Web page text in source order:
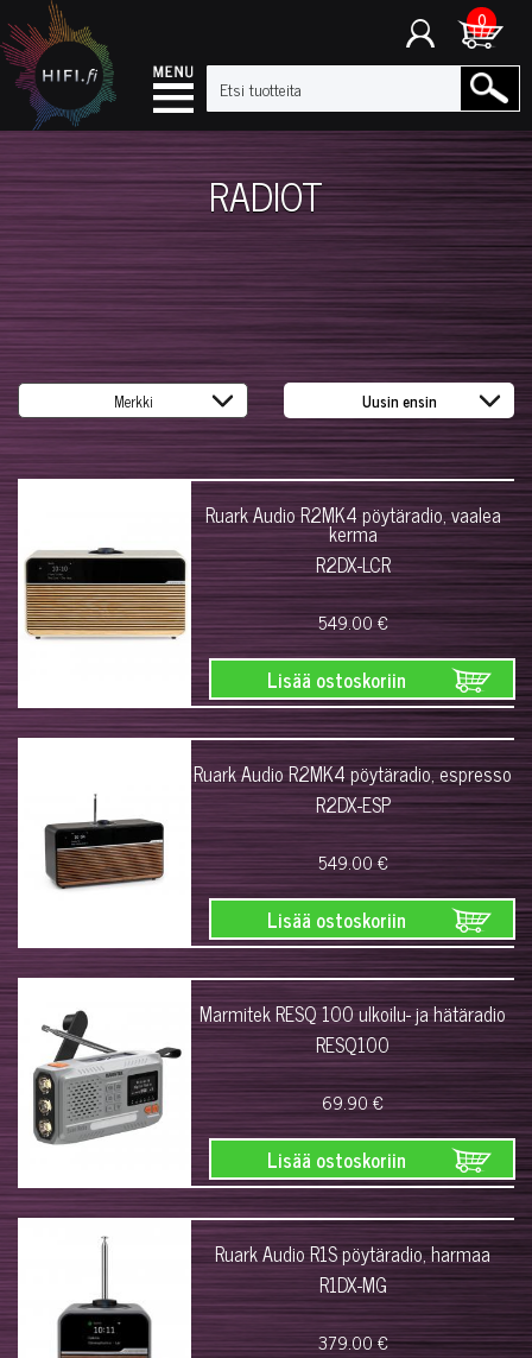
0
RADIOT
Ruark Audio R2MK4 pöytäradio, vaalea
kerma
R2DX-LCR
549.00 €
Lisää ostoskoriin
Ruark Audio R2MK4 pöytäradio, espresso
R2DX-ESP
549.00 €
Lisää ostoskoriin
Marmitek RESQ 100 ulkoilu- ja hätäradio
RESQ100
69.90 €
Lisää ostoskoriin
Ruark Audio R1S pöytäradio, harmaa
R1DX-MG
379.00 €